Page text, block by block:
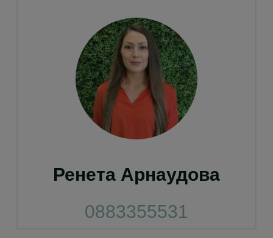
Ренета Арнаудова
0883355531